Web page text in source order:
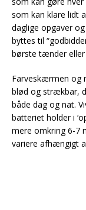
som kan klare lidt
daglige opgaver
byttes til
børste tænder eller
Farveskærmen og
blød og strækbar,
både dag og nat.
batteriet holder i
mere omkring 6-7
variere afhængigt